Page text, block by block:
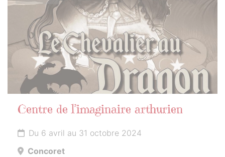
Centre de l’imaginaire arthurien
Du 6 avril au 31 octobre 2024
Concoret